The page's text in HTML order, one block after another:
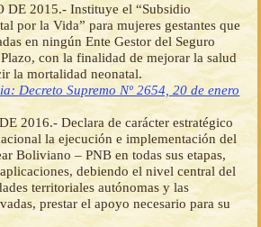
DE 2015.- Instituye el “Subsidio
por la Vida” para mujeres gestantes que
en ningún Ente Gestor del Seguro
con la finalidad de mejorar la salud
la mortalidad neonatal.
Decreto Supremo Nº 2654, 20 de enero
2016.- Declara de carácter estratégico
la ejecución e implementación del
Boliviano – PNB en todas sus etapas,
debiendo el nivel central del
territoriales autónomas y las
prestar el apoyo necesario para su